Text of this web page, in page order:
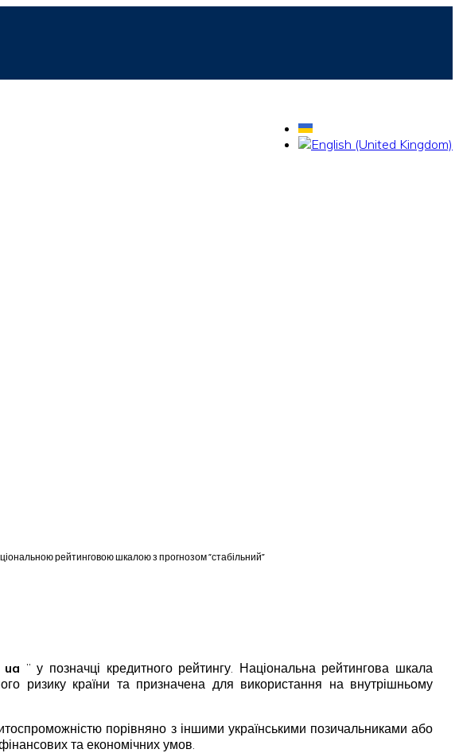
рейтинговою шкалою з прогнозом “стабільний”
ua ” у позначці кредитного рейтингу. Національна рейтингова шкала
ризику країни та призначена для використання на внутрішньому
порівняно з іншими українськими позичальниками або
та економічних умов.